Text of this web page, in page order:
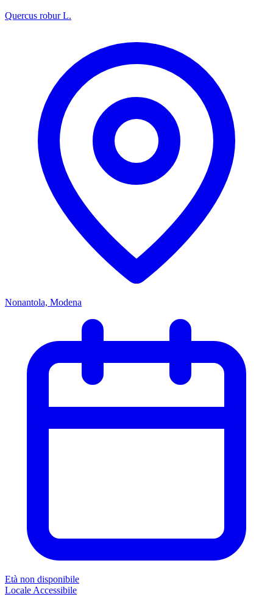
Quercus robur L.
Nonantola, Modena
Età non disponibile
Locale Accessibile